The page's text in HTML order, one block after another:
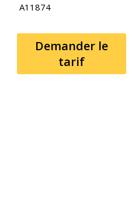
A11874
Demander le
tarif